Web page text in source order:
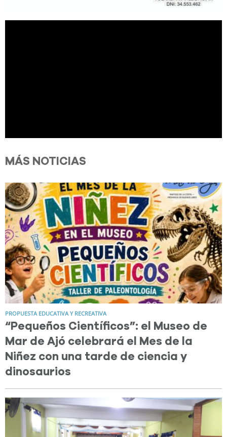
MÁS NOTICIAS
PROPUESTA EDUCATIVA Y RECREATIVA
“Pequeños Científicos”: el Museo de
Mar de Ajó celebrará el Mes de la
Niñez con una tarde de ciencia y
dinosaurios